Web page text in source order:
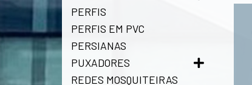
PERFIS
PERFIS EM PVC
PERSIANAS
PUXADORES
REDES MOSQUITEIRAS